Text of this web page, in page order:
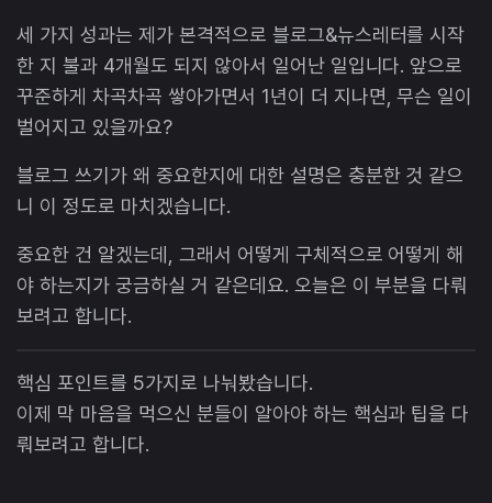
세 가지 성과는 제가 본격적으로 블로그&뉴스레터를 시작
한 지 불과 4개월도 되지 않아서 일어난 일입니다. 앞으로
꾸준하게 차곡차곡 쌓아가면서 1년이 더 지나면, 무슨 일이
벌어지고 있을까요?
블로그 쓰기가 왜 중요한지에 대한 설명은 충분한 것 같으
니 이 정도로 마치겠습니다.
중요한 건 알겠는데, 그래서 어떻게 구체적으로 어떻게 해
야 하는지가 궁금하실 거 같은데요. 오늘은 이 부분을 다뤄
보려고 합니다.
핵심 포인트를 5가지로 나눠봤습니다.
이제 막 마음을 먹으신 분들이 알아야 하는 핵심과 팁을 다
뤄보려고 합니다.